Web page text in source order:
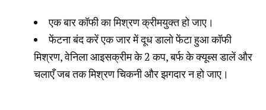
एक बार कॉफी का मिश्रण क्रीमयुक्त हो जाए।
फेंटना बंद करें एक जार में दूध डालो फेंटा हुआ कॉफी
मिश्रण, वेनिला आइसक्रीम के 2 कप, बर्फ के क्यूब्स डालें और
चलाएँ जब तक मिश्रण चिकनी और झगदार न हो जाए।